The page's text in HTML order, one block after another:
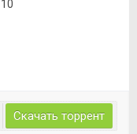
Скачать торрент